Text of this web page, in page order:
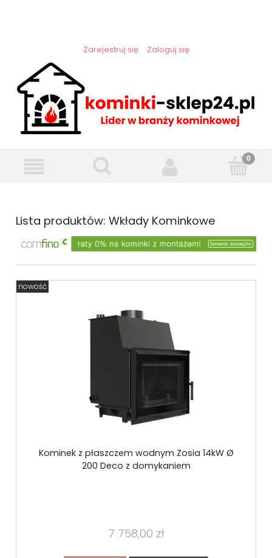
Zarejestruj się Zaloguj się
Lista produktów: Wkłady Kominkowe
Kominek z płaszczem wodnym Zosia 14kW Ø
200 Deco z domykaniem
7 758,00 zł
nowość